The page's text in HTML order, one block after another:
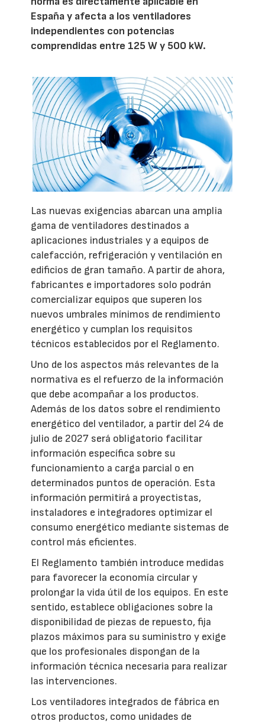
España y afecta a los ventiladores
independientes con potencias
comprendidas entre 125 W y 500 kW.
Las nuevas exigencias abarcan una amplia
gama de ventiladores destinados a
aplicaciones industriales y a equipos de
calefacción, refrigeración y ventilación en
edificios de gran tamaño. A partir de ahora,
fabricantes e importadores solo podrán
comercializar equipos que superen los
nuevos umbrales mínimos de rendimiento
energético y cumplan los requisitos
técnicos establecidos por el Reglamento.
Uno de los aspectos más relevantes de la
normativa es el refuerzo de la información
que debe acompañar a los productos.
Además de los datos sobre el rendimiento
energético del ventilador, a partir del 24 de
julio de 2027 será obligatorio facilitar
información específica sobre su
funcionamiento a carga parcial o en
determinados puntos de operación. Esta
información permitirá a proyectistas,
instaladores e integradores optimizar el
consumo energético mediante sistemas de
control más eficientes.
El Reglamento también introduce medidas
para favorecer la economía circular y
prolongar la vida útil de los equipos. En este
sentido, establece obligaciones sobre la
disponibilidad de piezas de repuesto, fija
plazos máximos para su suministro y exige
que los profesionales dispongan de la
información técnica necesaria para realizar
las intervenciones.
Los ventiladores integrados de fábrica en
otros productos, como unidades de